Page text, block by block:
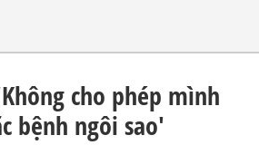
cho phép mình
bệnh ngôi sao'